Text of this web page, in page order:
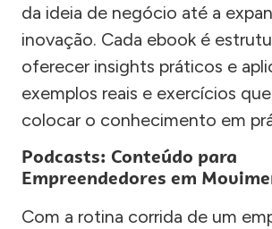
da ideia de negócio até a
inovação. Cada ebook é
oferecer insights práticos e
exemplos reais e exercícios
colocar o conhecimento em
Podcasts: Conteúdo para
Empreendedores em
Com a rotina corrida de um